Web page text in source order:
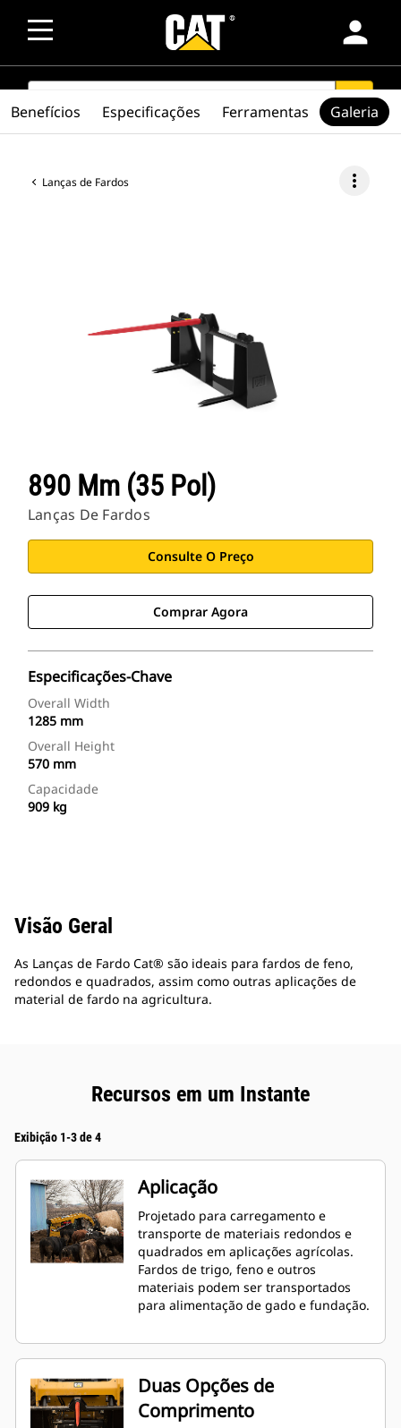
person
SEARCH search
Lanças de Fardos more_vert
890 Mm (35 Pol)
Lanças De Fardos
Consulte O Preço
Comprar Agora
Especificações-Chave
Overall Width
1285 mm
Overall Height
570 mm
Capacidade
909 kg
Benefícios Especificações Ferramentas Galeria
Visão Geral
As Lanças de Fardo Cat® são ideais para fardos de feno,
redondos e quadrados, assim como outras aplicações de
material de fardo na agricultura.
Recursos em um Instante
Exibição 1-3 de 4
Aplicação
Projetado para carregamento e
transporte de materiais redondos e
quadrados em aplicações agrícolas.
Fardos de trigo, feno e outros
materiais podem ser transportados
para alimentação de gado e fundação.
Duas Opções de
Comprimento